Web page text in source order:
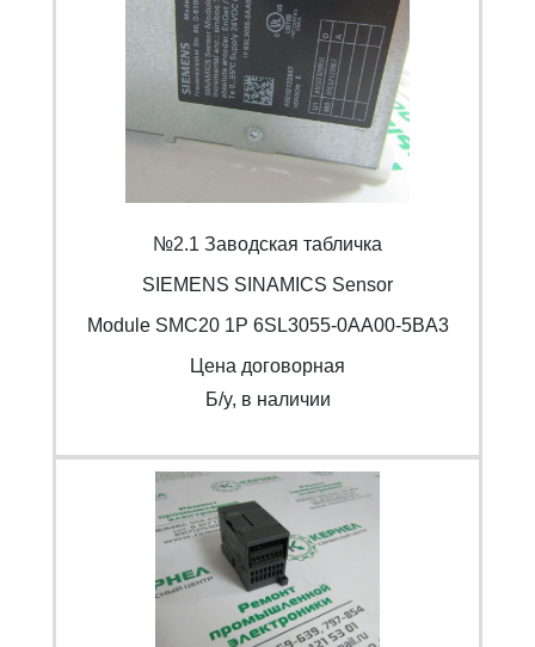
№2.1 Заводская табличка
SIEMENS SINAMICS Sensor
Module SMC20 1P 6SL3055-0AA00-5BA3
Цена договорная
Б/y, в наличии